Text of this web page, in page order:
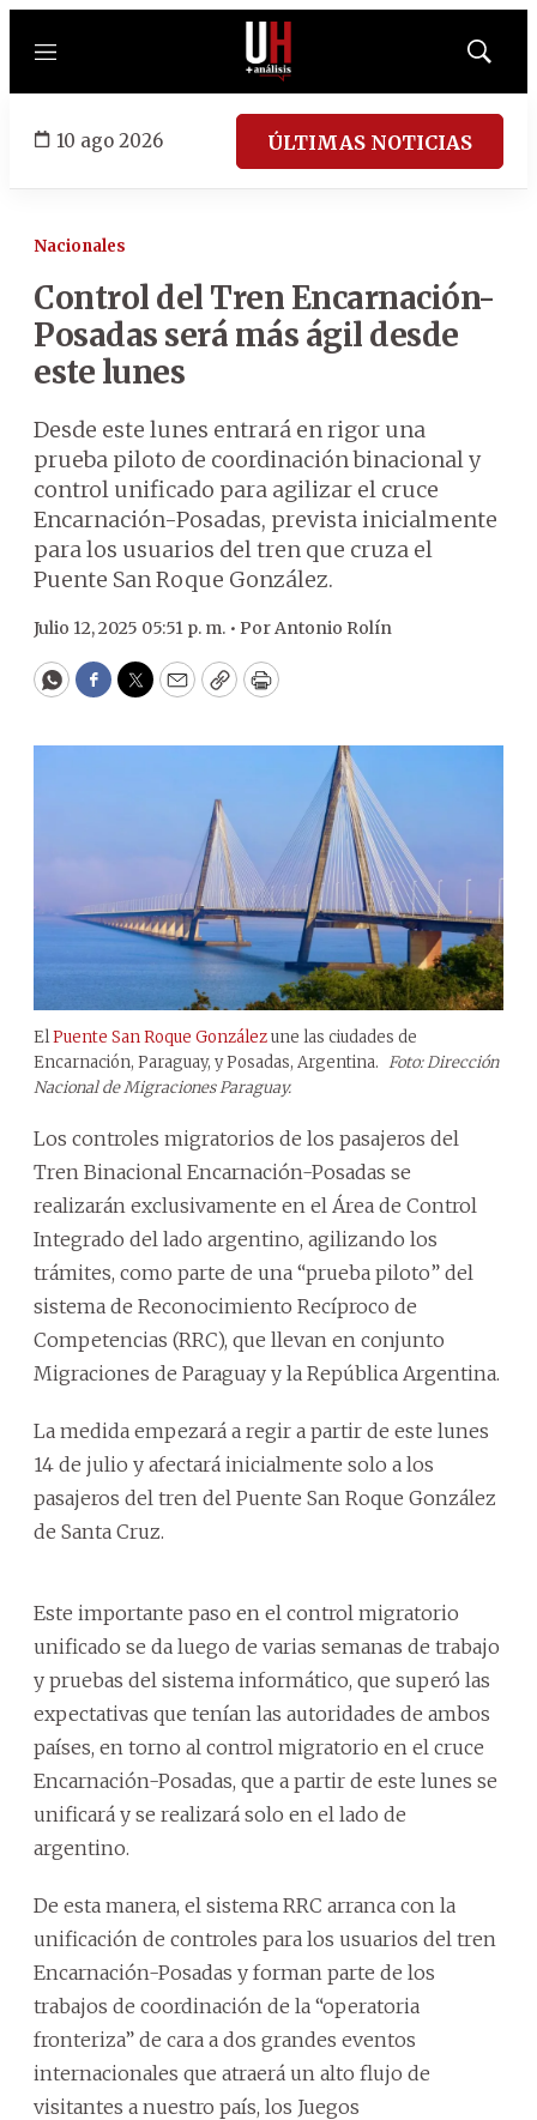
Menú
Mostrar
10 ago 2026 ÚLTIMAS NOTICIAS
Nacionales
Control del Tren Encarnación-
Posadas será más ágil desde
este lunes
Desde este lunes entrará en rigor una
prueba piloto de coordinación binacional y
control unificado para agilizar el cruce
Encarnación-Posadas, prevista inicialmente
para los usuarios del tren que cruza el
Puente San Roque González.
Julio 12, 2025 05:51 p. m. • PorAntonio Rolín
WhatsApp
Facebook
Twitter
EmailCopyPrint
ElPuente San Roque Gonzálezune las ciudades de
Encarnación, Paraguay, y Posadas, Argentina. Foto: Dirección
Nacional de Migraciones Paraguay.
Los controles migratorios de los pasajeros del
Tren Binacional Encarnación-Posadas se
realizarán exclusivamente en el Área de Control
Integrado del lado argentino, agilizando los
trámites, como parte de una “prueba piloto” del
sistema de Reconocimiento Recíproco de
Competencias (RRC), que llevan en conjunto
Migraciones de Paraguay y la República Argentina.
La medida empezará a regir a partir de este lunes
14 de julio y afectará inicialmente solo a los
pasajeros del tren del Puente San Roque González
de Santa Cruz.
Este importante paso en el control migratorio
unificado se da luego de varias semanas de trabajo
y pruebas del sistema informático, que superó las
expectativas que tenían las autoridades de ambos
países, en torno al control migratorio en el cruce
Encarnación-Posadas, que a partir de este lunes se
unificará y se realizará solo en el lado de
argentino.
De esta manera, el sistema RRC arranca con la
unificación de controles para los usuarios del tren
Encarnación-Posadas y forman parte de los
trabajos de coordinación de la “operatoria
fronteriza” de cara a dos grandes eventos
internacionales que atraerá un alto flujo de
visitantes a nuestro país, los Juegos